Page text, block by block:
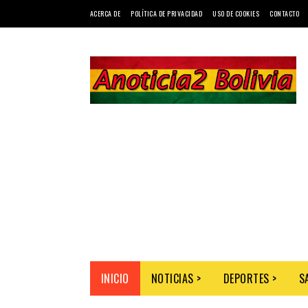
ACERCA DE POLÍTICA DE PRIVACIDAD USO DE COOKIES CONTACTO
INICIO NOTICIAS > DEPORTES >